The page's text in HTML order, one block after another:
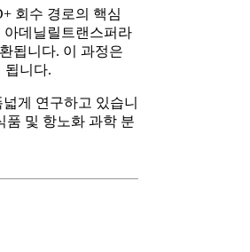
회수 경로의 핵심
데닐릴트랜스퍼라
됩니다. 이 과정은
됩니다.
게 연구하고 있습니
품 및 항노화 과학 분